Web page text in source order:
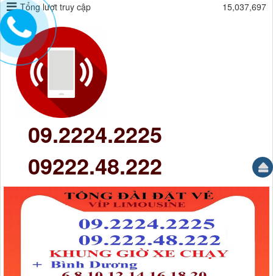
Tổng lượt truy cập
15,037,697
09.2224.2225
09222.48.222